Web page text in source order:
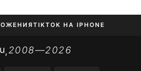
TIKTOK НА IPHONE
STORE
,2008—2026